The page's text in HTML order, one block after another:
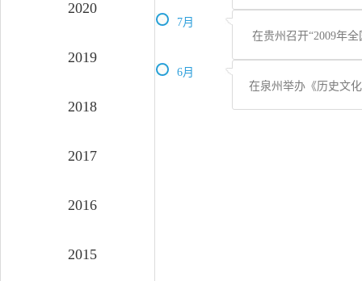
2020
2019
2018
2017
2016
2015
7月
在贵州召开“2009年
6月
在泉州举办《历史文